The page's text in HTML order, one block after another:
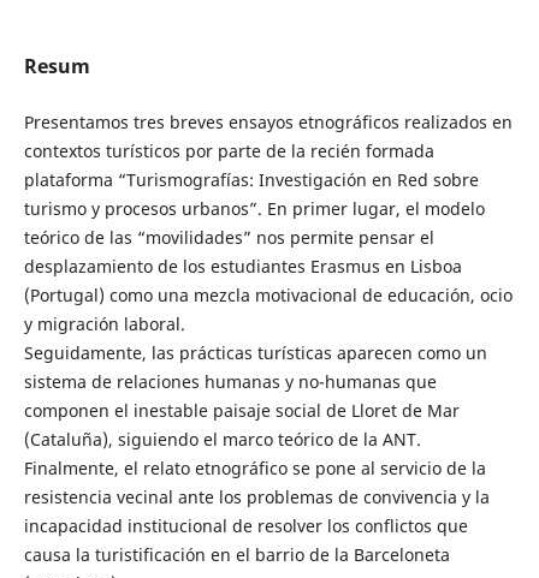
Resum
Presentamos tres breves ensayos etnográficos realizados en
contextos turísticos por parte de la recién formada
plataforma “Turismografías: Investigación en Red sobre
turismo y procesos urbanos”. En primer lugar, el modelo
teórico de las “movilidades” nos permite pensar el
desplazamiento de los estudiantes Erasmus en Lisboa
(Portugal) como una mezcla motivacional de educación, ocio
y migración laboral.
Seguidamente, las prácticas turísticas aparecen como un
sistema de relaciones humanas y no-humanas que
componen el inestable paisaje social de Lloret de Mar
(Cataluña), siguiendo el marco teórico de la ANT.
Finalmente, el relato etnográfico se pone al servicio de la
resistencia vecinal ante los problemas de convivencia y la
incapacidad institucional de resolver los conflictos que
causa la turistificación en el barrio de la Barceloneta